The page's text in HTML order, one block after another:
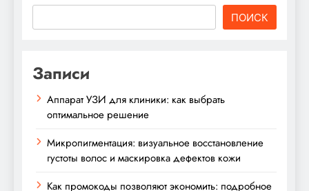
ПОИСК
Записи
Аппарат УЗИ для клиники: как выбрать
оптимальное решение
Микропигментация: визуальное восстановление
густоты волос и маскировка дефектов кожи
Как промокоды позволяют экономить: подробное